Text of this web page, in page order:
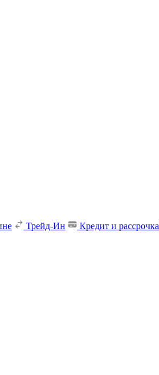
Трейд-Ин Кредит и рассрочка